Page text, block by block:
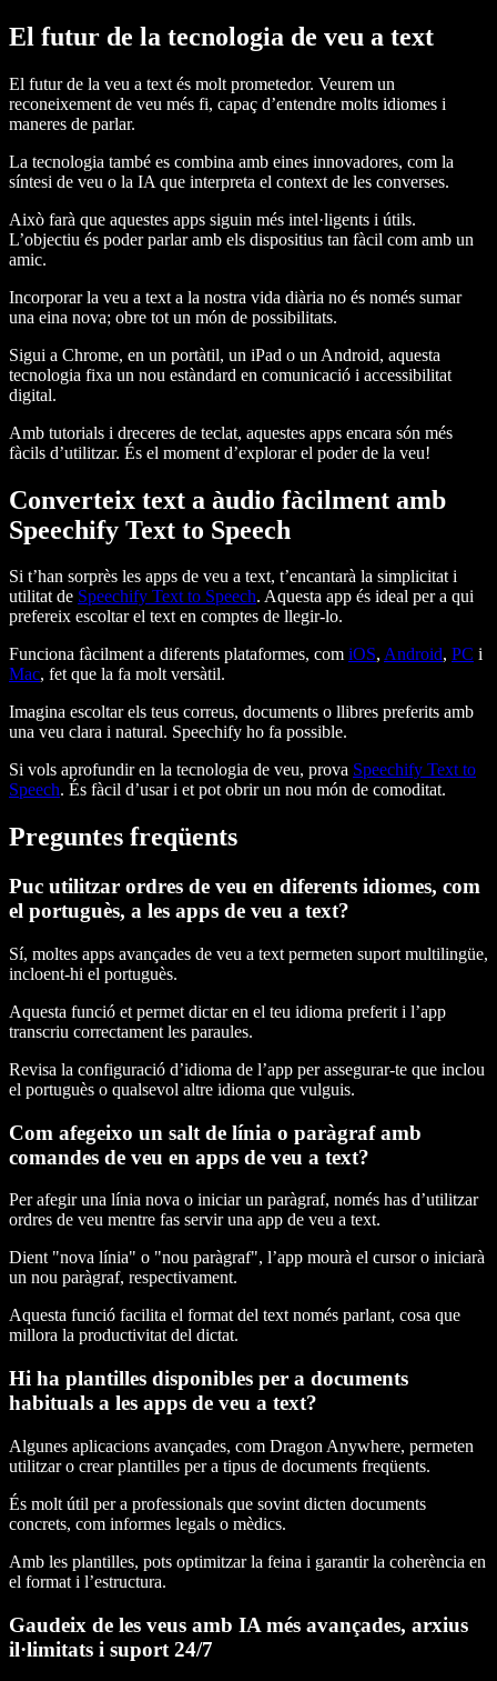
El futur de la tecnologia de veu a text
El futur de la veu a text és molt prometedor. Veurem un
reconeixement de veu més fi, capaç d’entendre molts idiomes i
maneres de parlar.
La tecnologia també es combina amb eines innovadores, com la
síntesi de veu o la IA que interpreta el context de les converses.
Això farà que aquestes apps siguin més intel·ligents i útils.
L’objectiu és poder parlar amb els dispositius tan fàcil com amb un
amic.
Incorporar la veu a text a la nostra vida diària no és només sumar
una eina nova; obre tot un món de possibilitats.
Sigui a Chrome, en un portàtil, un iPad o un Android, aquesta
tecnologia fixa un nou estàndard en comunicació i accessibilitat
digital.
Amb tutorials i dreceres de teclat, aquestes apps encara són més
fàcils d’utilitzar. És el moment d’explorar el poder de la veu!
Converteix text a àudio fàcilment amb
Speechify Text to Speech
Si t’han sorprès les apps de veu a text, t’encantarà la simplicitat i
utilitat de Speechify Text to Speech. Aquesta app és ideal per a qui
prefereix escoltar el text en comptes de llegir-lo.
Funciona fàcilment a diferents plataformes, com iOS, Android, PC i
Mac, fet que la fa molt versàtil.
Imagina escoltar els teus correus, documents o llibres preferits amb
una veu clara i natural. Speechify ho fa possible.
Si vols aprofundir en la tecnologia de veu, prova Speechify Text to
Speech. És fàcil d’usar i et pot obrir un nou món de comoditat.
Preguntes freqüents
Puc utilitzar ordres de veu en diferents idiomes, com
el portuguès, a les apps de veu a text?
Sí, moltes apps avançades de veu a text permeten suport multilingüe,
incloent-hi el portuguès.
Aquesta funció et permet dictar en el teu idioma preferit i l’app
transcriu correctament les paraules.
Revisa la configuració d’idioma de l’app per assegurar-te que inclou
el portuguès o qualsevol altre idioma que vulguis.
Com afegeixo un salt de línia o paràgraf amb
comandes de veu en apps de veu a text?
Per afegir una línia nova o iniciar un paràgraf, només has d’utilitzar
ordres de veu mentre fas servir una app de veu a text.
Dient "nova línia" o "nou paràgraf", l’app mourà el cursor o iniciarà
un nou paràgraf, respectivament.
Aquesta funció facilita el format del text només parlant, cosa que
millora la productivitat del dictat.
Hi ha plantilles disponibles per a documents
habituals a les apps de veu a text?
Algunes aplicacions avançades, com Dragon Anywhere, permeten
utilitzar o crear plantilles per a tipus de documents freqüents.
És molt útil per a professionals que sovint dicten documents
concrets, com informes legals o mèdics.
Amb les plantilles, pots optimitzar la feina i garantir la coherència en
el format i l’estructura.
Gaudeix de les veus amb IA més avançades, arxius
il·limitats i suport 24/7